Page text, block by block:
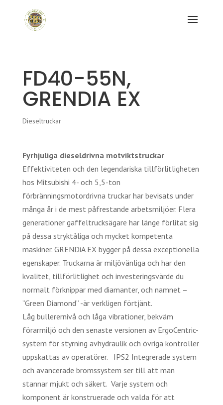
FD40-55N,
GRENDIA EX
Dieseltruckar
Fyrhjuliga dieseldrivna motviktstruckar
Effektiviteten och den legendariska tillförlitligheten
hos Mitsubishi 4- och 5,5-ton
förbränningsmotordrivna truckar har bevisats under
många år i de mest påfrestande arbetsmiljöer. Flera
generationer gaffeltrucksägare har länge förlitat sig
på dessa stryktåliga och mycket kompetenta
maskiner. GRENDiA EX bygger på dessa exceptionella
egenskaper. Truckarna är miljövänliga och har den
kvalitet, tillförlitlighet och investeringsvärde du
normalt förknippar med diamanter, och namnet –
”Green Diamond” -är verkligen förtjänt.
Låg bullerernivå och låga vibrationer, bekväm
förarmiljö och den senaste versionen av ErgoCentric-
system för styrning avhydraulik och övriga kontroller
uppskattas av operatörer. IPS2 Integrerade system
och avancerade bromssystem ser till att man
stannar mjukt och säkert. Varje system och
komponent är konstruerade och valda för att